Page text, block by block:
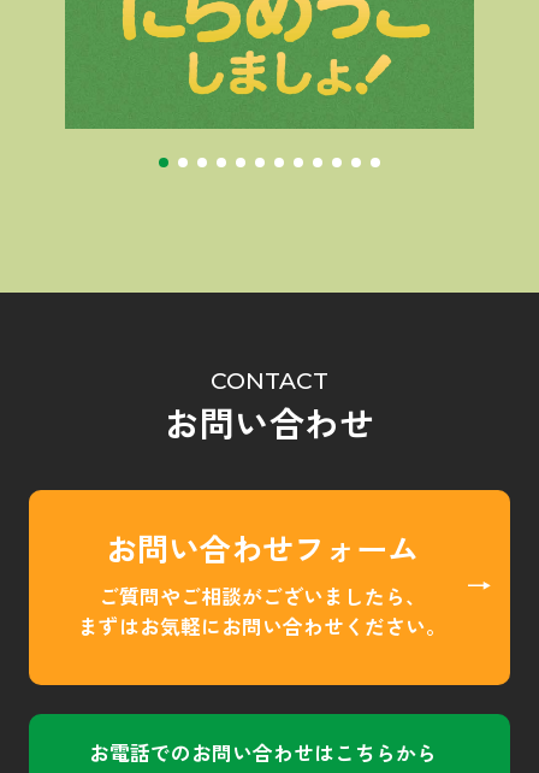
CONTACT
お問い合わせ
お問い合わせフォーム
ご質問やご相談がございましたら、
まずはお気軽にお問い合わせください。
​お電話でのお問い合わせはこちらから